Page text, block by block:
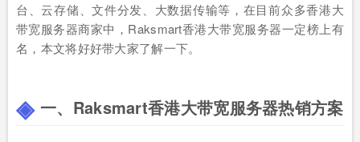
台、云存储、文件分发、大数据传输等，在目前众多香港大
带宽服务器商家中，Raksmart香港大带宽服务器一定榜上有
名，本文将好好带大家了解一下。
一、Raksmart香港大带宽服务器热销方案